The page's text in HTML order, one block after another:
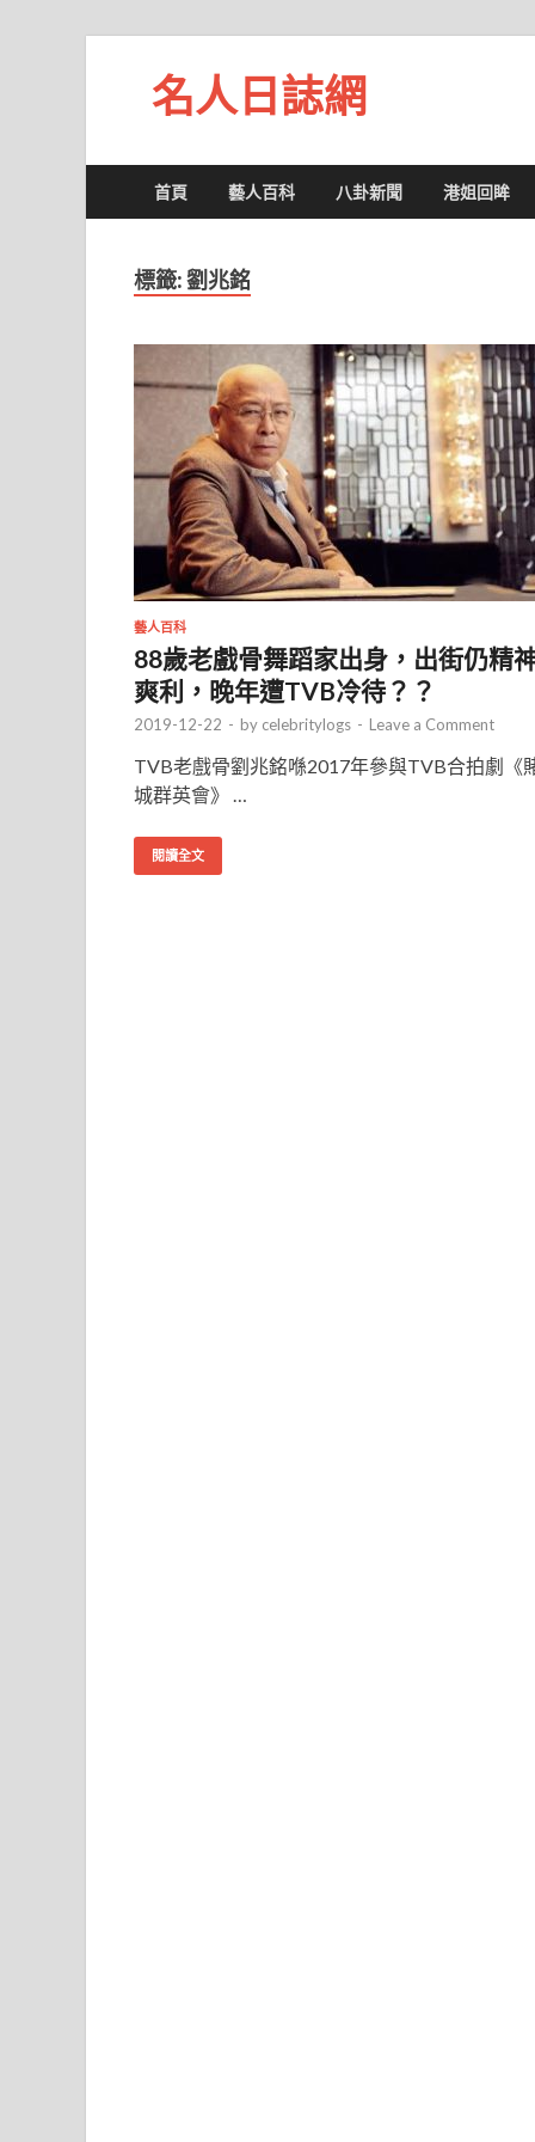
名人日誌網
首頁 藝人百科 八卦新聞 港姐回眸
標籤: 劉兆銘
藝人百科
88歲老戲骨舞蹈家出身，出街仍精
爽利，晚年遭TVB冷待？？
2019-12-22 - by celebritylogs - Leave a Comment
TVB老戲骨劉兆銘喺2017年參與TVB合拍劇《
城群英會》 …
閱讀全文